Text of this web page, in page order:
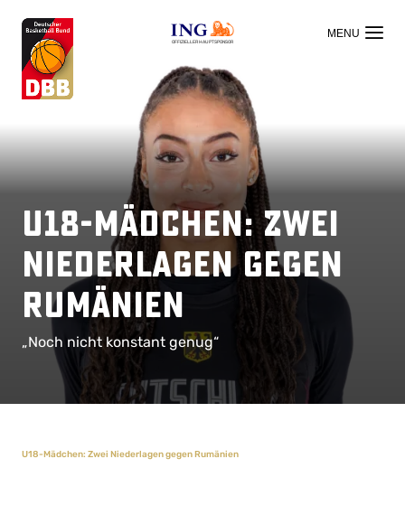
OFFIZIELLER HAUPTSPONSOR
U18-Mädchen: Zwei
Niederlagen gegen
Rumänien
„Noch nicht konstant genug“
U18-Mädchen: Zwei Niederlagen gegen Rumänien